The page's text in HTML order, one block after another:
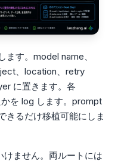
す。model name、
、location、retry
に置きます。各
を log します。prompt
きるだけ移植可能にしま
ません。両ルートには